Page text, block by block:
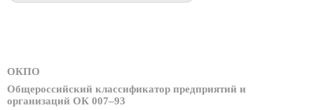
ОКПО
Общероссийский классификатор предприятий и
организаций ОК 007–93